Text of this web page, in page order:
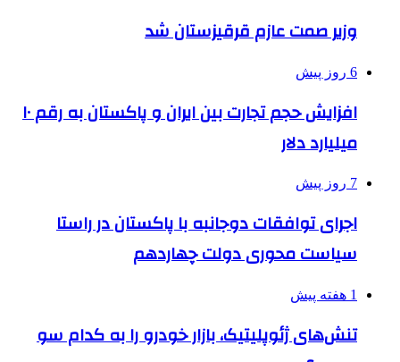
وزیر صمت عازم قرقیزستان شد
6 روز پیش
افزایش حجم تجارت بین ایران و پاکستان به رقم ۱۰
میلیارد دلار
7 روز پیش
اجرای توافقات دوجانبه با پاکستان در راستا
سیاست محوری دولت چهاردهم
1 هفته پیش
تنش‌های ژئوپلیتیک، بازار خودرو را به کدام سو